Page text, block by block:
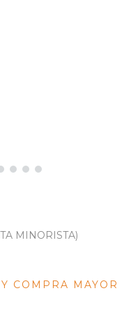
COMPRA MAYOR